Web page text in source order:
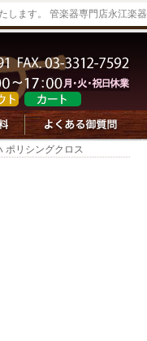
します。 管楽器専門店永江楽器
ポリシングクロス